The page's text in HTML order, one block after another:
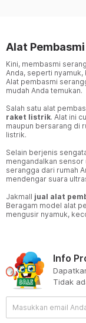
Alat
Kini, membasmi
Anda, seperti nyamuk,
Alat pembasmi
mudah Anda temukan.
Salah satu alat
raket listrik. Alat ini
maupun bersarang di
listrik.
Selain berjenis
mengandalkan
serangga dari rumah
mendengar suara
Jakmall jual alat
Beragam model alat
mengusir nyamuk,
Info
Tidak